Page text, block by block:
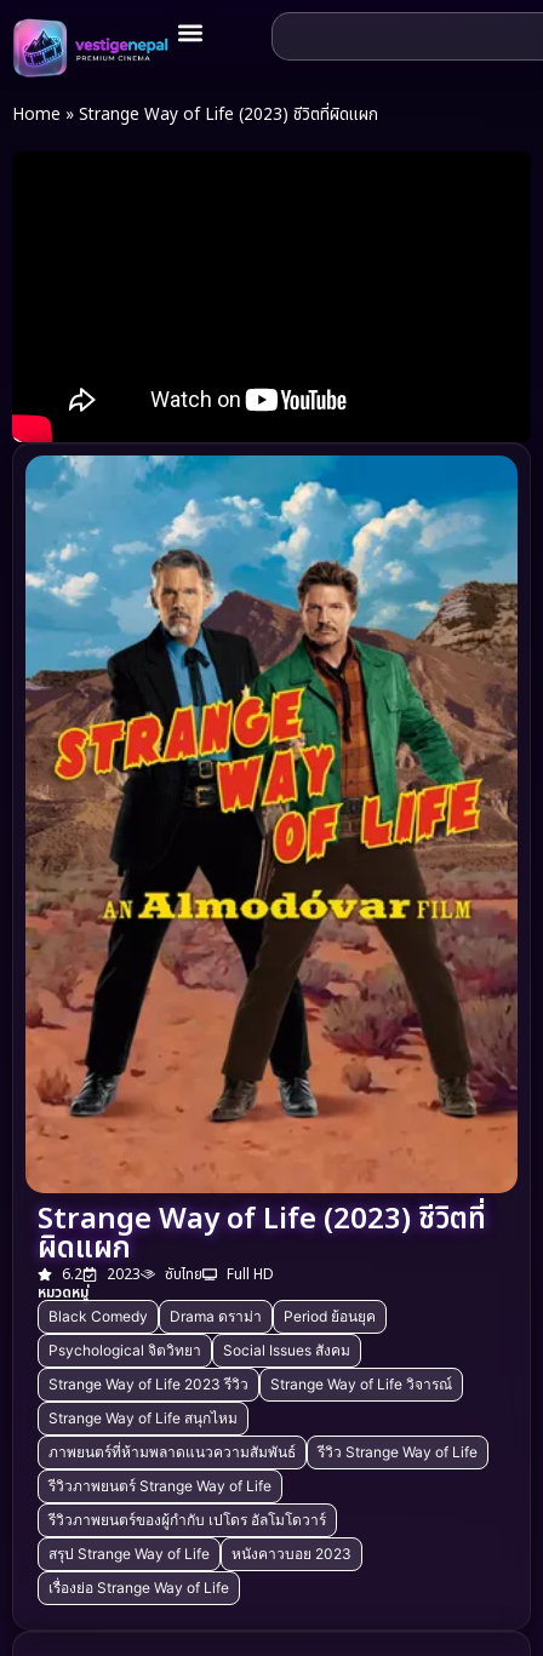
Home » Strange Way of Life (2023) ชีวิตที่ผิดแผก
Strange Way of Life (2023) ชีวิตที่
ผิดแผก
6.2 2023 ซับไทย
Full HD
หมวดหมู่
Black Comedy Drama ดราม่า
Period ย้อนยุค
Psychological จิตวิทยา
Social Issues สังคม
Strange Way of Life 2023 รีวิว
Strange Way of Life วิจารณ์
Strange Way of Life สนุกไหม
ภาพยนตร์ที่ห้ามพลาดแนวความสัมพันธ์
รีวิว Strange Way of Life
รีวิวภาพยนตร์ Strange Way of Life
รีวิวภาพยนตร์ของผู้กำกับ เปโดร อัลโมโดวาร์
สรุป Strange Way of Life
หนังคาวบอย 2023
เรื่องย่อ Strange Way of Life